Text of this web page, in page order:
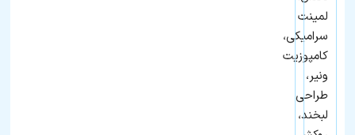
لمینت
سرامیکی،
کامپوزیت
ونیر،
طراحی
لبخند،